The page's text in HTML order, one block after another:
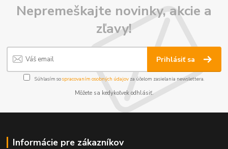
Nepremeškajte novinky, akcie a
zľavy!
Prihlásiť sa
Súhlasím sospracovaním osobných údajov za účelom zasielania newslettera.
Môžete sa kedykoľvek odhlásiť.
Informácie pre zákazníkov